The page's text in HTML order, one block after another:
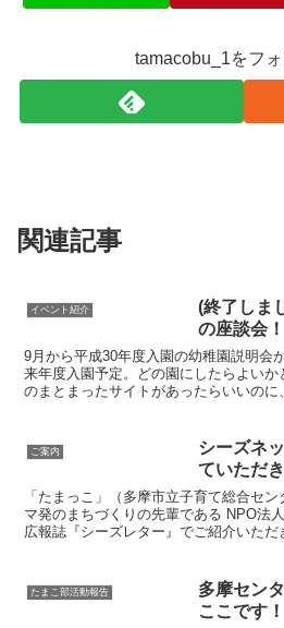
tamacobu_1をフ
関連記事
イベント紹介
(終了しま
の座談会！
9月から平成30年度入園の幼稚園説明会
来年度入園予定。どの園にしたらよい
のまとまったサイトがあったらいいのに
ご案内
シーズネ
ていただ
「たまっこ」（多摩市立子育て総合セ
マ発のまちづくりの先輩である NPO法
広報誌『シーズレター』でご紹介いただ
たまこ部活動報告
多摩セン
ここです！